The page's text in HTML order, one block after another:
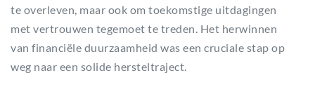
te overleven, maar ook om toekomstige uitdagingen
met vertrouwen tegemoet te treden. Het herwinnen
van financiële duurzaamheid was een cruciale stap op
weg naar een solide hersteltraject.